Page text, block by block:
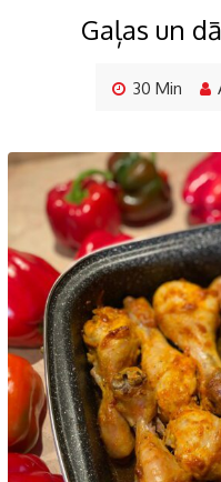
Gaļas un
30 Min